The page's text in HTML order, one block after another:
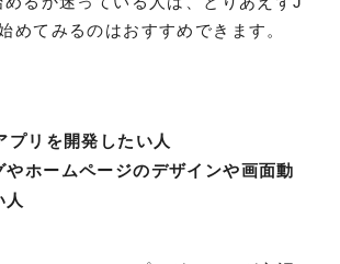
めてみるのはおすすめできます。
プリを開発したい人
やホームページのデザインや画面動
人